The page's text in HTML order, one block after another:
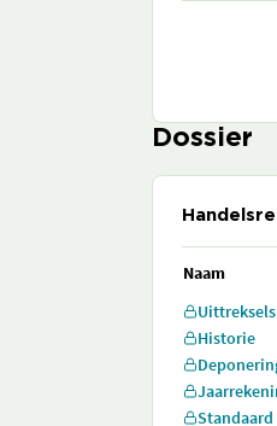
Dossier
Naam
Uittreksels
Historie